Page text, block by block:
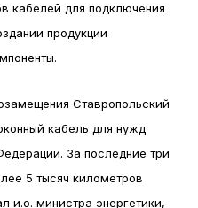
кабелей для подключения
продукции
Ставропольский
кабель для нужд
За последние три
5 тысяч километров
и.о. министра энергетики,